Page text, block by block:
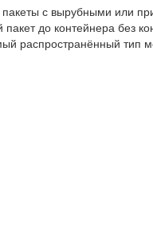
с вырубными или
пакет до контейнера
распространённый тип